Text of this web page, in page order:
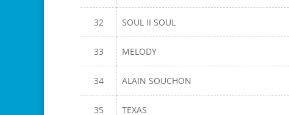
32 SOUL II SOUL
33 MELODY
34 ALAIN SOUCHON
35 TEXAS